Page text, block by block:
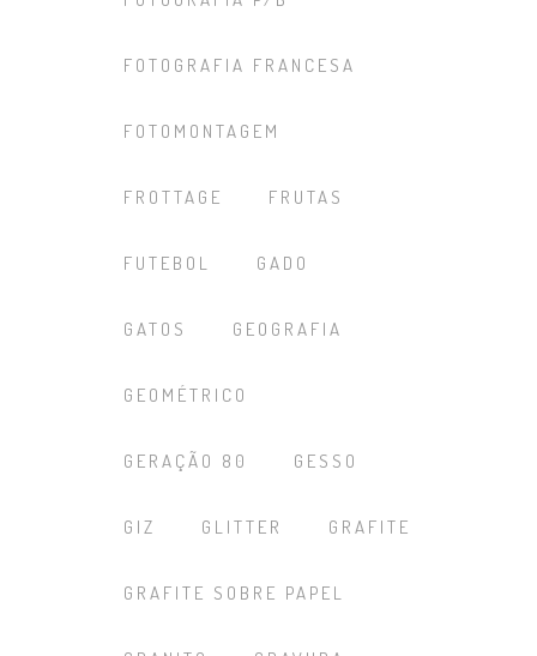
FOTOGRAFIA FRANCESA
FOTOMONTAGEM
FROTTAGE FRUTAS
FUTEBOL GADO
GATOS GEOGRAFIA
GEOMÉTRICO
GERAÇÃO 80 GESSO
GIZ GLITTER GRAFITE
GRAFITE SOBRE PAPEL